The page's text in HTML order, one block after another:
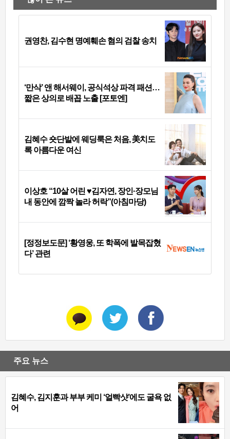
권영찬, 김수현 명예훼손 혐의 검찰 송치
‘만삭’ 앤 해서웨이, 공식석상 파격 패션…
짧은 상의로 배꼽 노출 [포토엔]
김혜수 숏단발에 웨딩룩은 처음, 美치도
록 아름다운 여신
이상호 “10살 어린 ♥김자연, 장인·장모님
내 동안에 깜짝 놀라 허락”(아침마당)
[정정보도문] ‘황영웅, 또 학폭에 발목잡혔
다’ 관련
주요 뉴스
김혜수, 김지훈과 부부 케미 ‘얼빡샷’에도 굴욕 없
어